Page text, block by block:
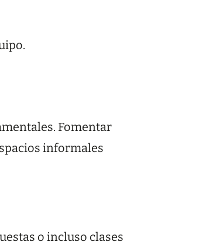
Fomentar
informales
o incluso clases